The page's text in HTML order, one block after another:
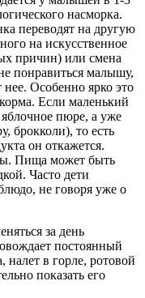
насморка.
переводят на другую
на искусственное
причин) или смена
понравиться малышу,
нее. Особенно ярко это
Если маленький
яблочное пюре, а уже
брокколи), то есть
он откажется.
Пища может быть
Часто дети
не говоря уже о
за день
постоянный
налет в горле, ротовой
показать его